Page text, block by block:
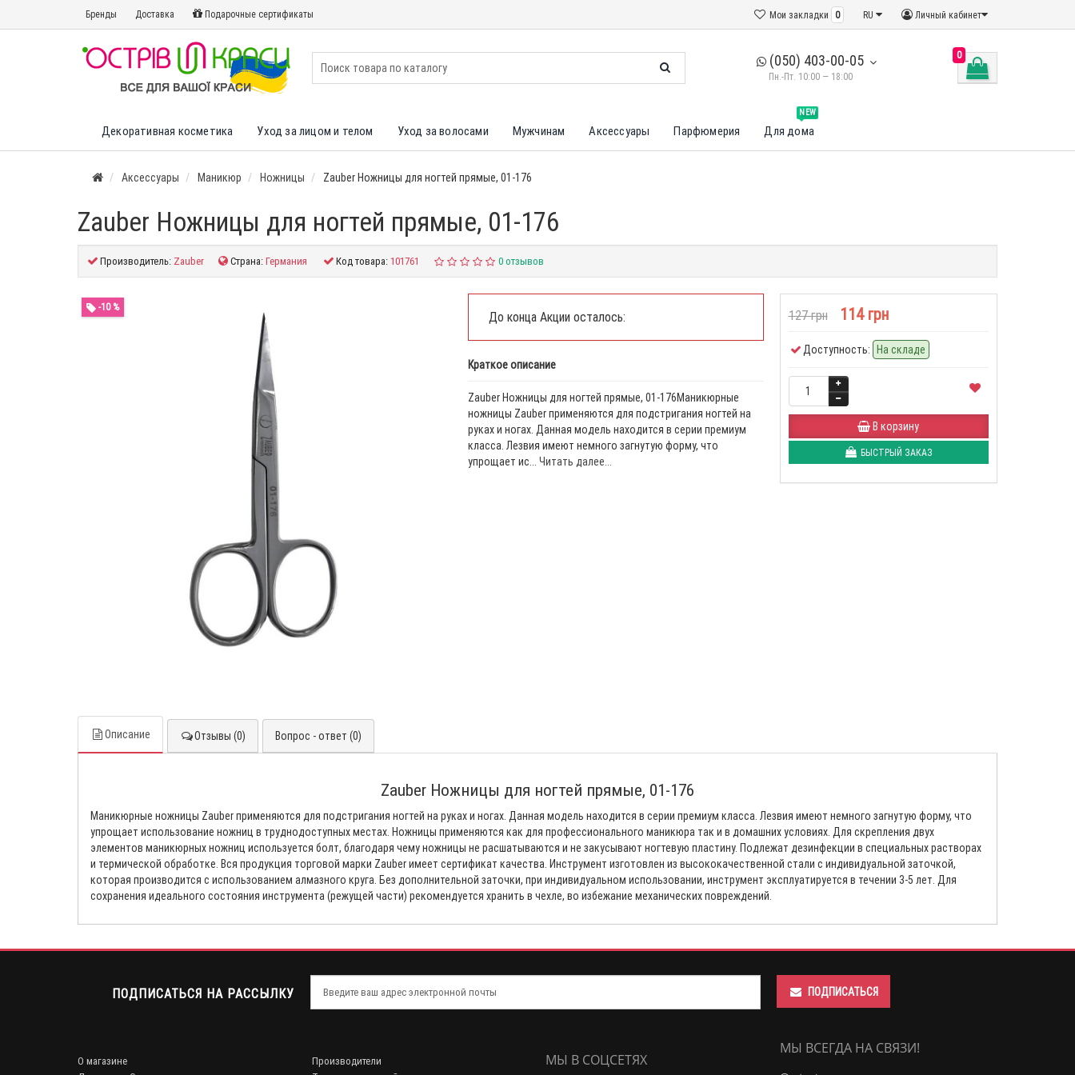
Бренды Доставка Подарочные сертификаты Личный кабинет
RU
Мои закладки 0
(050) 403-00-05
Пн.-Пт. 10:00 — 18:00
0
Декоративная косметика Уход за лицом и телом Уход за волосами Мужчинам Аксессуары Парфюмерия
NEW
Для дома
Аксессуары Маникюр Ножницы Zauber Ножницы для ногтей прямые, 01-176
Zauber Ножницы для ногтей прямые, 01-176
Производитель: Zauber Страна:Германия Код товара:101761 0 отзывов
-10 %
До конца Акции осталось:
Краткое описание
Zauber Ножницы для ногтей прямые, 01-176Маникюрные
ножницы Zauber применяются для подстригания ногтей на
руках и ногах. Данная модель находится в серии премиум
класса. Лезвия имеют немного загнутую форму, что
упрощает ис... Читать далее...
127 грн 114 грн
Доступность: На складе
В корзину
БЫСТРЫЙ ЗАКАЗ
Описание Отзывы (0) Вопрос - ответ (0)
Zauber Ножницы для ногтей прямые, 01-176
Маникюрные ножницы Zauber применяются для подстригания ногтей на руках и ногах. Данная модель находится в серии премиум класса. Лезвия имеют немного загнутую форму, что
упрощает использование ножниц в труднодоступных местах. Ножницы применяются как для профессионального маникюра так и в домашних условиях. Для скрепления двух
элементов маникюрных ножниц используется болт, благодаря чему ножницы не расшатываются и не закусывают ногтевую пластину. Подлежат дезинфекции в специальных растворах
и термической обработке. Вся продукция торговой марки Zauber имеет сертификат качества. Инструмент изготовлен из высококачественной стали с индивидуальной заточкой,
которая производится с использованием алмазного круга. Без дополнительной заточки, при индивидуальном использовании, инструмент эксплуатируется в течении 3-5 лет. Для
сохранения идеального состояния инструмента (режущей части) рекомендуется хранить в чехле, во избежание механических повреждений.
ПОДПИСАТЬСЯ НА РАССЫЛКУ ПОДПИСАТЬСЯ
О магазине
Производители
МЫ В СОЦСЕТЯХ
МЫ ВСЕГДА НА СВЯЗИ!